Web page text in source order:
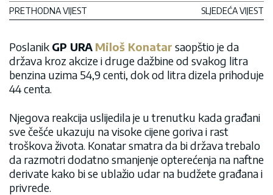
PRETHODNA VIJEST SLJEDEĆA VIJEST
Poslanik GP URA Miloš Konatar saopštio je da
država kroz akcize i druge dažbine od svakog litra
benzina uzima 54,9 centi, dok od litra dizela prihoduje
44 centa.
Njegova reakcija uslijedila je u trenutku kada građani
sve češće ukazuju na visoke cijene goriva i rast
troškova života. Konatar smatra da bi država trebalo
da razmotri dodatno smanjenje opterećenja na naftne
derivate kako bi se ublažio udar na budžete građana i
privrede.